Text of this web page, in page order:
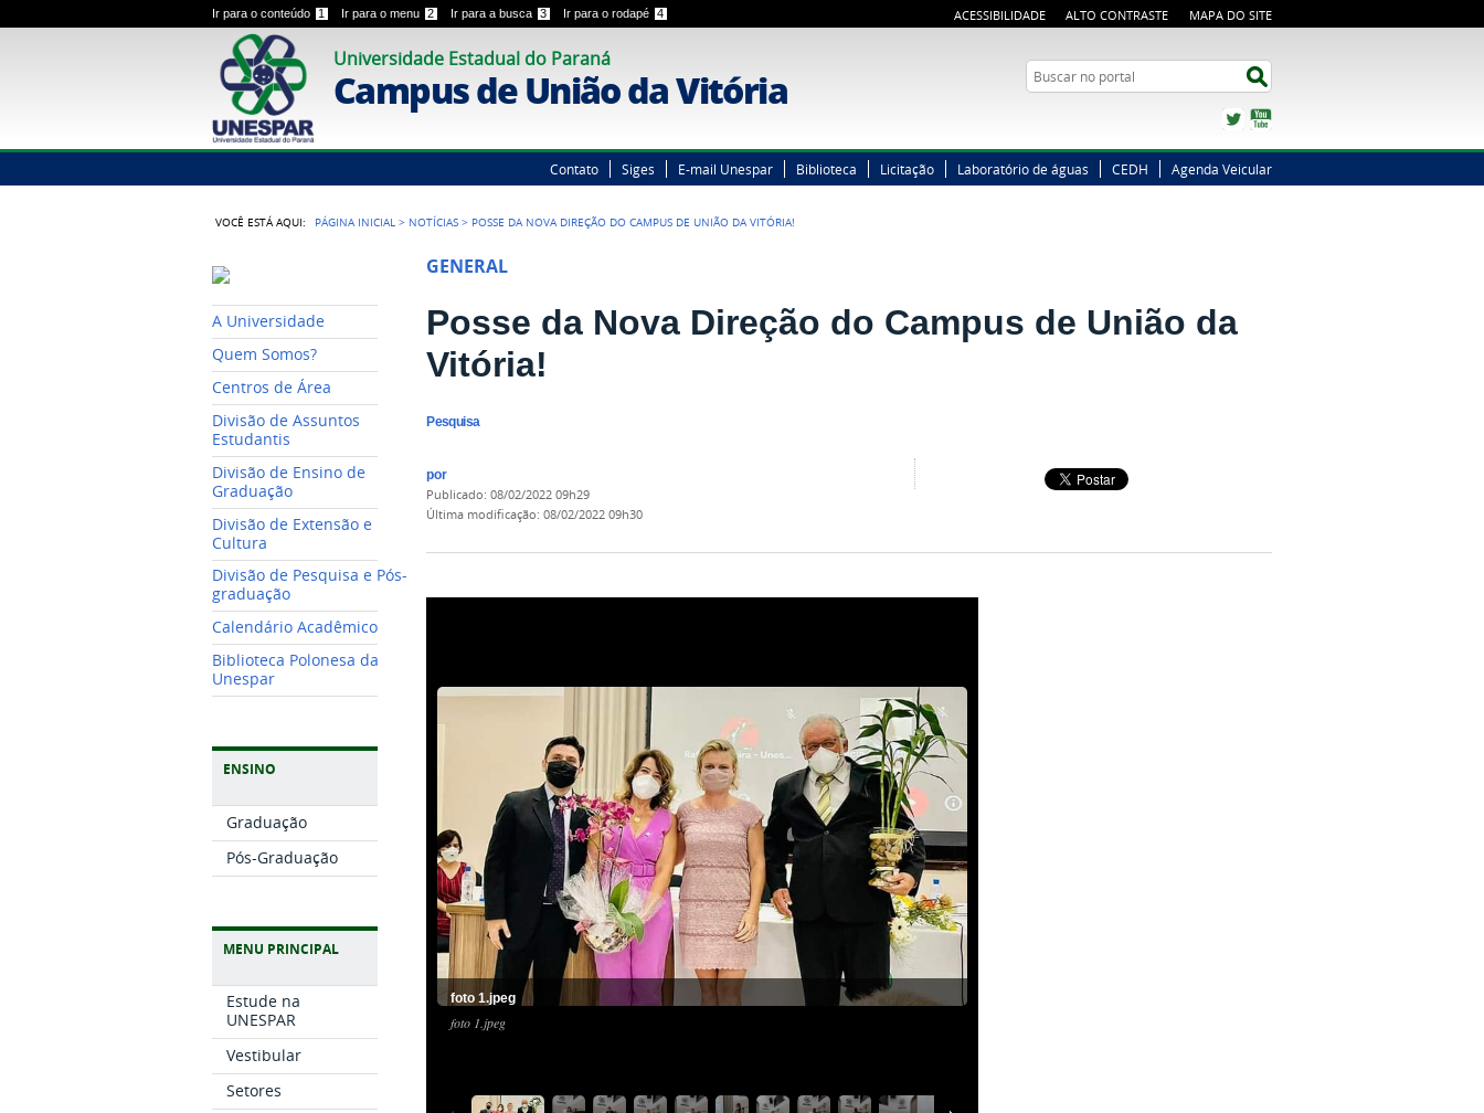
Ir para o conteúdo 1 Ir para o menu 2 Ir para a busca 3 Ir para o rodapé 4 ACESSIBILIDADE ALTO CONTRASTE MAPA DO SITE
Universidade Estadual do Paraná
Campus de União da Vitória Busca
Twitter
Contato Siges E-mail Unespar Biblioteca Licitação Laboratório de águas CEDH Agenda Veicular
VOCÊ ESTÁ AQUI: PÁGINA INICIAL > NOTÍCIAS > POSSE DA NOVA DIREÇÃO DO CAMPUS DE UNIÃO DA VITÓRIA!
A Universidade
Quem Somos?
Centros de Área
Divisão de Assuntos
Estudantis
Divisão de Ensino de
Graduação
Divisão de Extensão e
Cultura
Divisão de Pesquisa e Pós-
graduação
Calendário Acadêmico
Biblioteca Polonesa da
Unespar
ENSINO
Graduação
Pós-Graduação
MENU PRINCIPAL
Estude na
UNESPAR
Vestibular
Setores
GENERAL
Posse da Nova Direção do Campus de União da
Vitória!
Pesquisa
por
publicado:08/02/2022 09h29
última modificação:08/02/2022 09h30
foto 1.jpeg
foto 1.jpeg